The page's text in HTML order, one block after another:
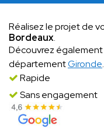
Réalisez le projet de
Bordeaux.
Découvrez
départementGironde.
Rapide
Sans engagement